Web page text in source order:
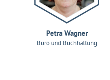
Petra Wagner
Büro und Buchhaltung